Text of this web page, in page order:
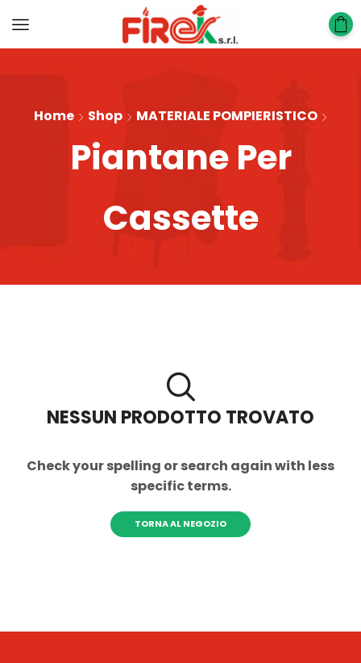
Home Shop MATERIALE POMPIERISTICO
Piantane Per
Cassette
NESSUN PRODOTTO TROVATO
Check your spelling or search again with less
specific terms.
TORNA AL NEGOZIO